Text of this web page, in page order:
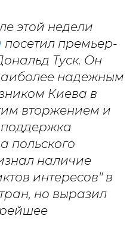
этой недели
посетил премьер-
Туск. Он
надежным
Киева в
вторжением и
польского
наличие
интересов" в
но выразил